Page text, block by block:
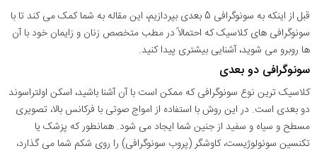
قبل از اینکه به سونوگرافی 5 بعدی بپردازیم، این مقاله به شما کمک می کند تا با
سونوگرافی های کلاسیک که احتمالاً در مطب متخصص زنان و زایمان خود با آن
ها روبرو می شوید، آشنایی بیشتری پیدا کنید.
سونوگرافی دو بعدی
کلاسیک ترین نوع سونوگرافی که ممکن است با آن آشنا باشید، اسکن اولتراسوند
دو بعدی است. در این روش با استفاده از امواج صوتی با فرکانس بالا، تصویری
مسطح و سیاه و سفید از جنین شما ایجاد می شود. همانطور که پزشک یا
تکنسین سونولوژیست، کاوشگر (پروب سونوگرافی) را روی شکم شما می گذارد،